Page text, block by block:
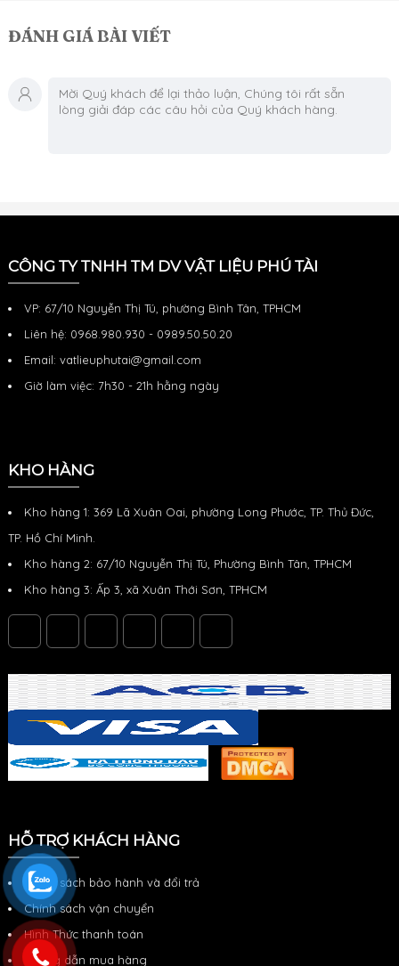
ĐÁNH GIÁ BÀI VIẾT
CÔNG TY TNHH TM DV VẬT LIỆU PHÚ TÀI
VP: 67/10 Nguyễn Thị Tú, phường Bình Tân, TPHCM
Liên hệ: 0968.980.930 - 0989.50.50.20
Email: vatlieuphutai@gmail.com
Giờ làm việc: 7h30 - 21h hằng ngày
KHO HÀNG
Kho hàng 1: 369 Lã Xuân Oai, phường Long Phước, TP. Thủ Đức,
TP. Hồ Chí Minh.
Kho hàng 2: 67/10 Nguyễn Thị Tú, Phường Bình Tân, TPHCM
Kho hàng 3: Ấp 3, xã Xuân Thới Sơn, TPHCM
HỖ TRỢ KHÁCH HÀNG
Chính sách bảo hành và đổi trả
Chính sách vận chuyển
Hình Thức thanh toán
Hướng dẫn mua hàng